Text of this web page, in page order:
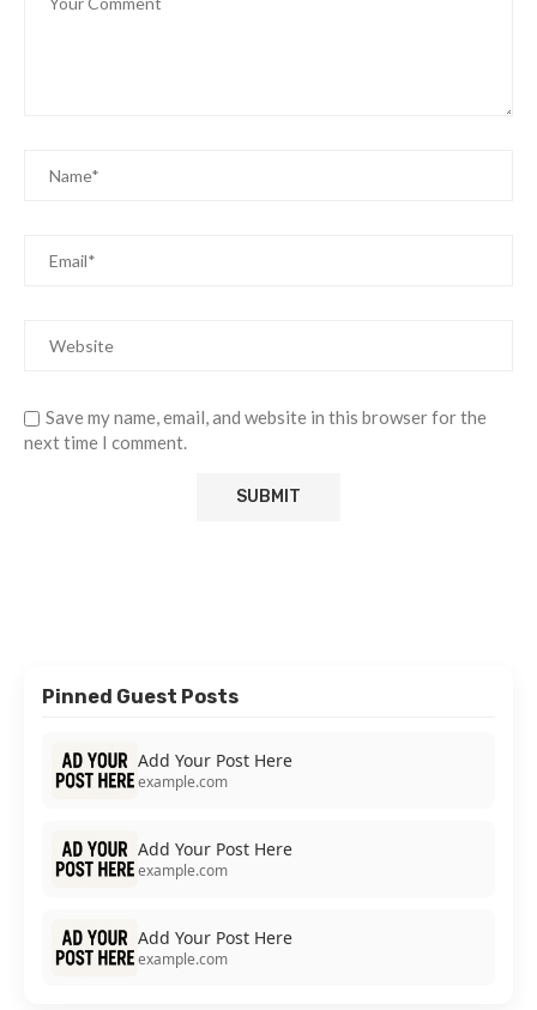
Save my name, email, and website in this browser for the
next time I comment.
Pinned Guest Posts
Add Your Post Here
example.com
Add Your Post Here
example.com
Add Your Post Here
example.com